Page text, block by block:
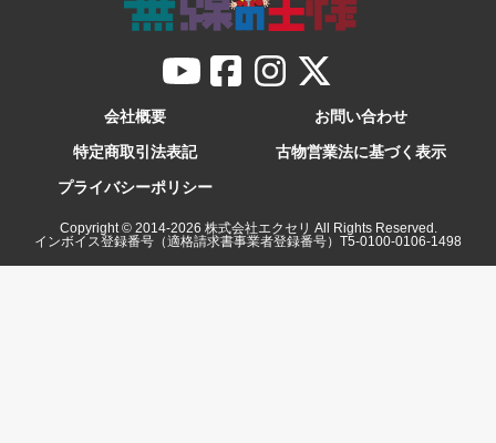
会社概要
お問い合わせ
特定商取引法表記
古物営業法に基づく表示
プライバシーポリシー
Copyright © 2014-2026 株式会社エクセリ All Rights Reserved.
インボイス登録番号（適格請求書事業者登録番号）T5-0100-0106-1498